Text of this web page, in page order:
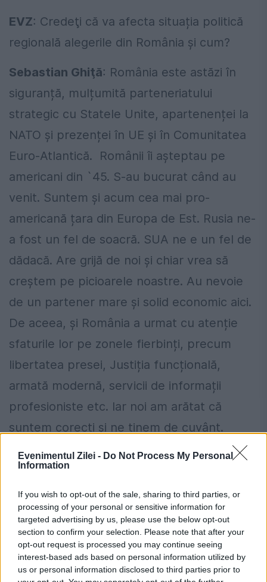
Evenimentul Zilei - Do Not Process My Personal
Information
If you wish to opt-out of the sale, sharing to third parties, or
processing of your personal or sensitive information for
targeted advertising by us, please use the below opt-out
section to confirm your selection. Please note that after your
opt-out request is processed you may continue seeing
interest-based ads based on personal information utilized by
us or personal information disclosed to third parties prior to
EVZ: Credeţi că va afecta situația politică
regională alegerile din România şi cum?
Sebastian Ghiţă: România este astăzi în
siguranță, mulțumită parteneriatului
strategic cu Statele Unite, apartenenței la
NATO și prezenței în UE și în Comunitatea
Euro-Atlantică. Românii îi așteptau pe
americani din `45. S-au bucurat când au
venit. Suntem și acum cea mai pro-
americană țara din Europa de Est. Rusia ne-
a fost un fel de soacră. SUA ne e un fel de
dădacă. Are grijă de noi și chiar vrea să
creștem pe picioarele noastre. Au nevoie
de un partener mare și solid economic aici.
De aceea, și România a urmat cu atenție
sfaturile lor pe zonele fierbinți, precum
libertatea presei, Justiția funcțională,
armată modernă, servicii de informații
profesioniste etc. Iar noi am arătat că
suntem corecți și ne ținem de cuvânt.
Oricât de greu am înțeles, până la urmă am
facut-o.
EVZ: S-a discutat mult despre decriptarea
mesajului lui Victor Ponta. Va candida şeful
PSD la prezidențiale?
Sebastian Ghiţă: A spus foarte clar că va